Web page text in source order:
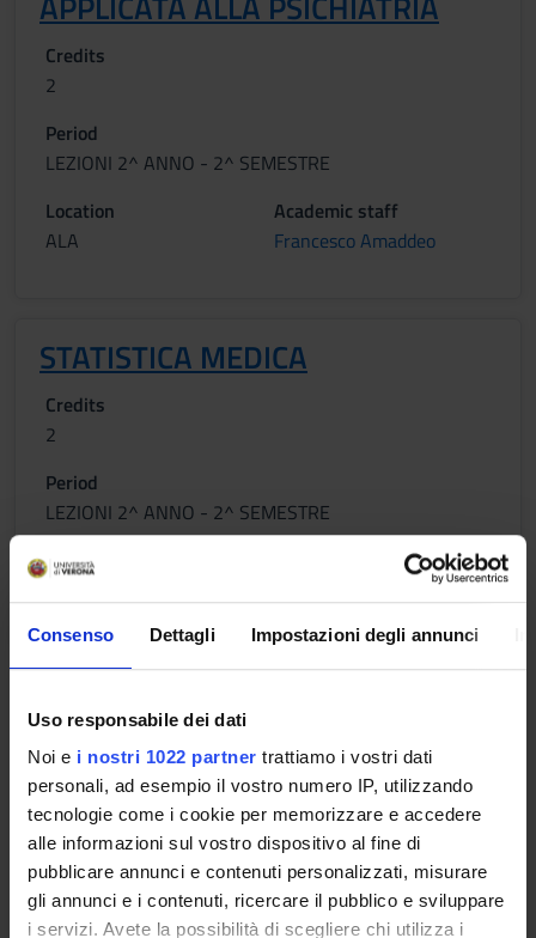
Consenso Dettagli Impostazioni degli annunci
Uso responsabile dei dati
Noi e i nostri 1022 partner trattiamo i vostri dati
personali, ad esempio il vostro numero IP, utilizzando
tecnologie come i cookie per memorizzare e accedere
alle informazioni sul vostro dispositivo al fine di
pubblicare annunci e contenuti personalizzati, misurare
gli annunci e i contenuti, ricercare il pubblico e sviluppare
i servizi. Avete la possibilità di scegliere chi utilizza i
Credits
2
Period
LEZIONI 2^ ANNO - 2^ SEMESTRE
Location
ALA
Academic staff
Francesco Amaddeo
STATISTICA MEDICA
Credits
2
Period
LEZIONI 2^ ANNO - 2^ SEMESTRE
Location
INFORMATICA APPLICATA
Credits
2
Period
LEZIONI 2^ ANNO - 2^ SEMESTRE
Location
Academic staff